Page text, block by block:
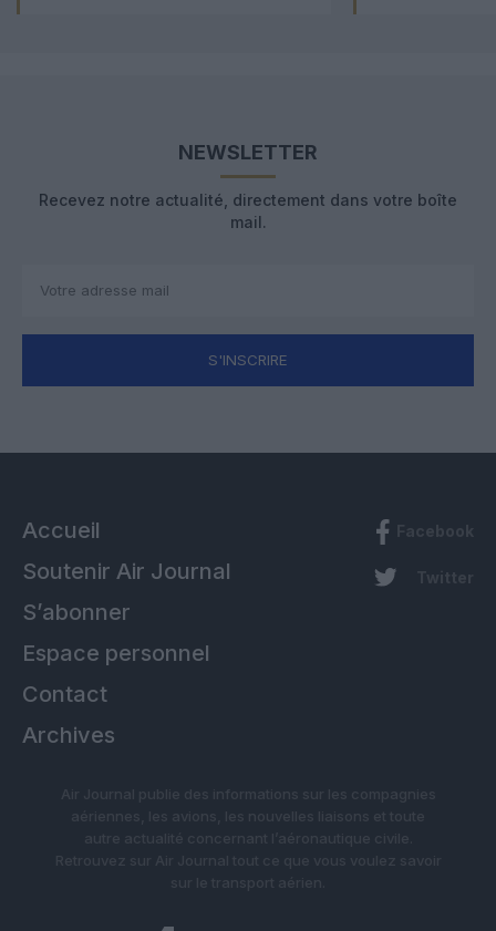
NEWSLETTER
Recevez notre actualité, directement dans votre boîte
mail.
S'INSCRIRE
Accueil
Soutenir Air Journal
S’abonner
Espace personnel
Contact
Archives